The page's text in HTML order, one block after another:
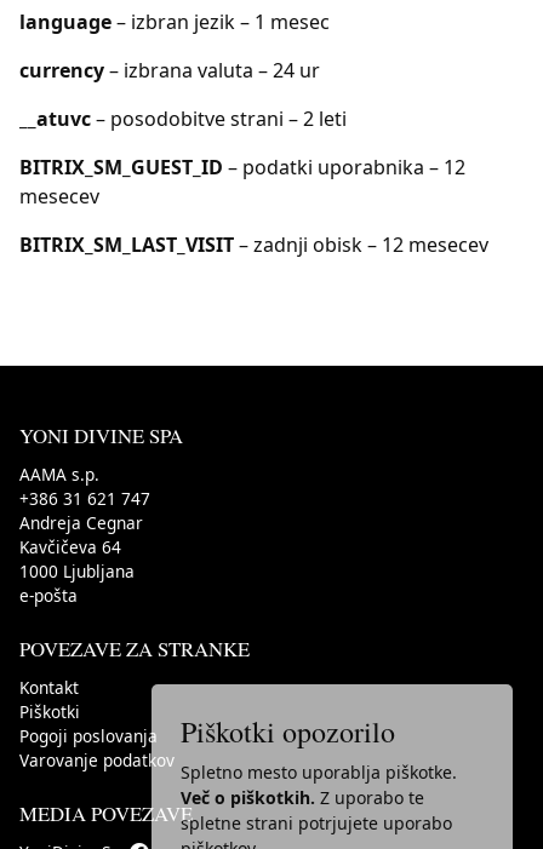
language– izbran jezik – 1 mesec
currency– izbrana valuta – 24 ur
__atuvc– posodobitve strani – 2 leti
BITRIX_SM_GUEST_ID – podatki uporabnika – 12
mesecev
BITRIX_SM_LAST_VISIT– zadnji obisk – 12 mesecev
YONI DIVINE SPA
AAMA s.p.
+386 31 621 747
Andreja Cegnar
Kavčičeva 64
1000 Ljubljana
e-pošta
POVEZAVE ZA STRANKE
Kontakt
Piškotki
Pogoji poslovanja
Varovanje podatkov
MEDIA POVEZAVE
Piškotki opozorilo
Spletno mesto uporablja piškotke.
Več o piškotkih. Z uporabo te
spletne strani potrjujete uporabo